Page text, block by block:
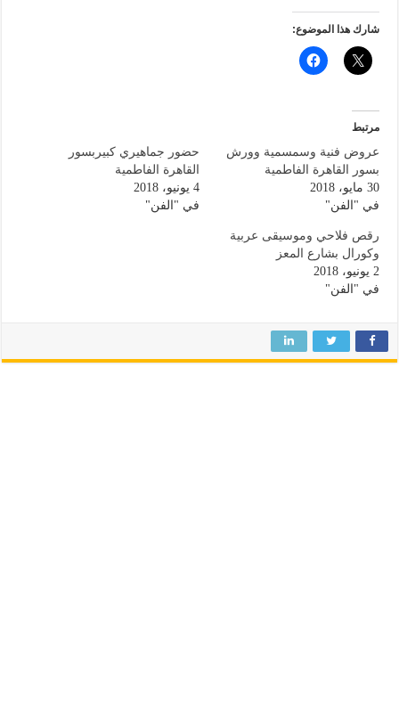
شارك هذا الموضوع:
مرتبط
عروض فنية وسمسمية وورش
بسور القاهرة الفاطمية
30 مايو، 2018
في "الفن"
حضور جماهيري كبيربسور
القاهرة الفاطمية
4 يونيو، 2018
في "الفن"
رقص فلاحي وموسيقى عربية
وكورال بشارع المعز
2 يونيو، 2018
في "الفن"